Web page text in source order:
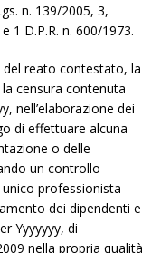
n. 139/2005, 3,
1 D.P.R. n. 600/1973.
reato contestato, la
censura contenuta
nell’elaborazione dei
di effettuare alcuna
o delle
un controllo
professionista
dei dipendenti e
Yyyyyyy, di
nella propria qualità